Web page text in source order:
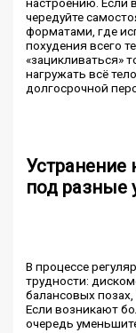
чередуйте
форматами, где
похудения всего
«зацикливаться»
нагружать всё
долгосрочной
Устранение
под разные
В процессе
трудности:
балансовых
Если возникают
очередь